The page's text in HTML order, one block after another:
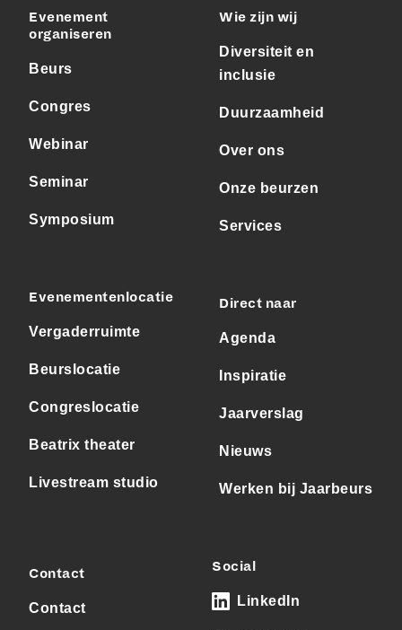
Evenement
organiseren
Beurs
Congres
Webinar
Seminar
Symposium
Evenementenlocatie
Vergaderruimte
Beurslocatie
Congreslocatie
Beatrix theater
Livestream studio
Wie zijn wij
Diversiteit en
inclusie
Duurzaamheid
Over ons
Onze beurzen
Services
Direct naar
Agenda
Inspiratie
Jaarverslag
Nieuws
Werken bij Jaarbeurs
Contact
Contact
Social
LinkedIn